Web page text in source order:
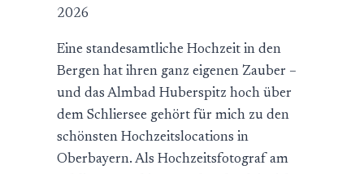
2026
Eine standesamtliche Hochzeit in den
Bergen hat ihren ganz eigenen Zauber –
und das Almbad Huberspitz hoch über
dem Schliersee gehört für mich zu den
schönsten Hochzeitslocations in
Oberbayern. Als Hochzeitsfotograf am